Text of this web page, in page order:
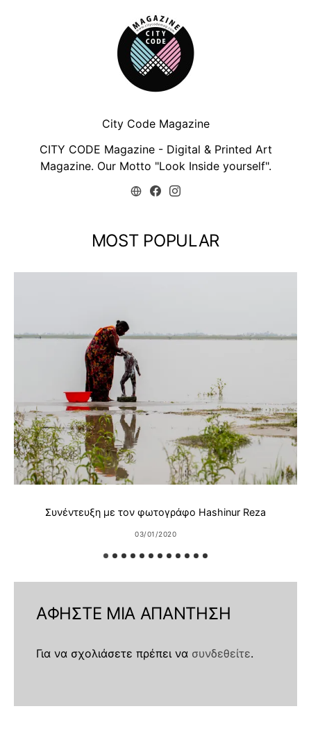
City Code Magazine
CITY CODE Magazine - Digital & Printed Art
Magazine. Our Motto "Look Inside yourself".
MOST POPULAR
Συνέντευξη με τον φωτογράφο Hashinur Reza
03/01/2020
ΑΦΉΣΤΕ ΜΙΑ ΑΠΆΝΤΗΣΗ
Για να σχολιάσετε πρέπει να συνδεθείτε.